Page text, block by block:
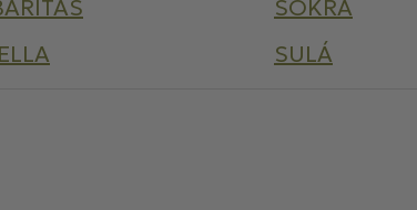
SOKRA
SULÁ